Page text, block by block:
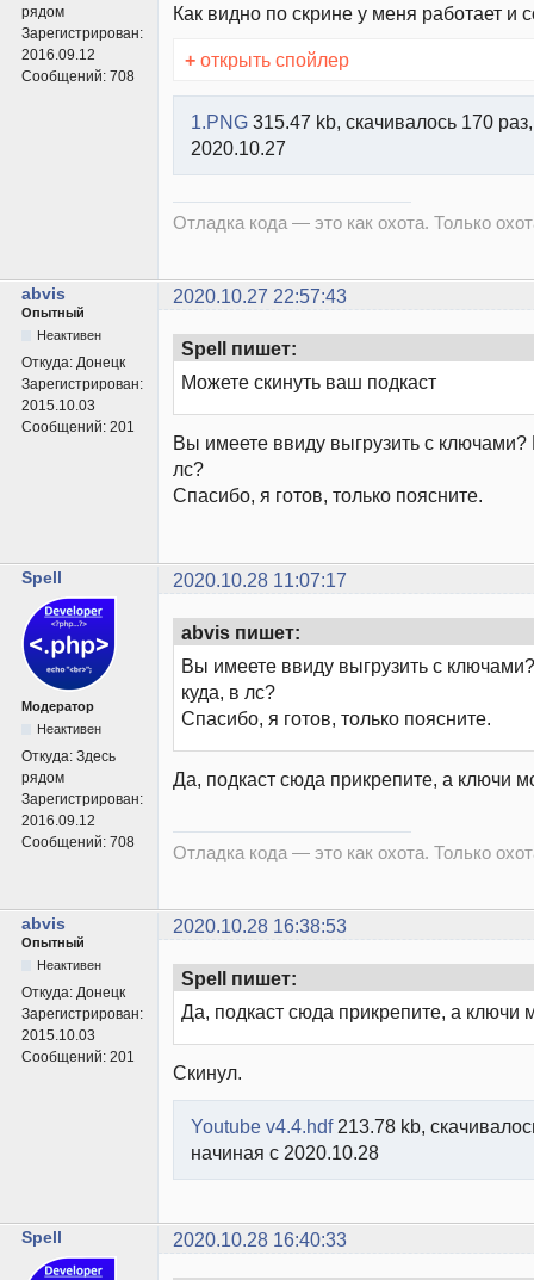
рядом
Зарегистрирован:
2016.09.12
Сообщений: 708
Как видно по скрине у меня работает и
+ открыть спойлер
1.PNG 315.47 kb, скачивалось 170
2020.10.27
Отладка кода — это как охота. Только
abvis 2020.10.27 22:57:43
Опытный
Неактивен
Откуда: Донецк
Зарегистрирован:
2015.10.03
Сообщений: 201
Spell пишет:
Можете скинуть ваш подкаст
Вы имеете ввиду выгрузить с ключами?
лс?
Спасибо, я готов, только поясните.
Spell 2020.10.28 11:07:17
Модератор
Неактивен
Откуда: Здесь
рядом
Зарегистрирован:
2016.09.12
Сообщений: 708
abvis пишет:
Вы имеете ввиду выгрузить с
куда, в лс?
Спасибо, я готов, только поясните.
Да, подкаст сюда прикрепите, а ключи
Отладка кода — это как охота. Только
abvis 2020.10.28 16:38:53
Опытный
Неактивен
Откуда: Донецк
Зарегистрирован:
2015.10.03
Сообщений: 201
Spell пишет:
Да, подкаст сюда прикрепите, а ключи
Скинул.
Youtube v4.4.hdf213.78 kb,
начиная с 2020.10.28
Spell 2020.10.28 16:40:33